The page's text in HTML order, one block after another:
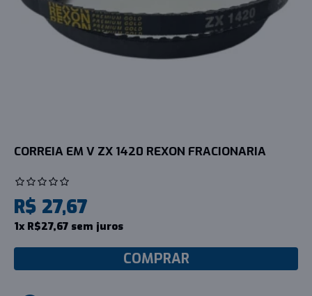
CORREIA EM V ZX 1420 REXON FRACIONARIA
R$ 27,67
1x R$27,67 sem juros
COMPRAR